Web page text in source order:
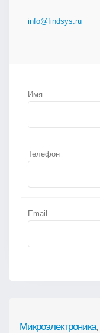
info@findsys.ru
Имя
Телефон
Email
Микроэлектроника,